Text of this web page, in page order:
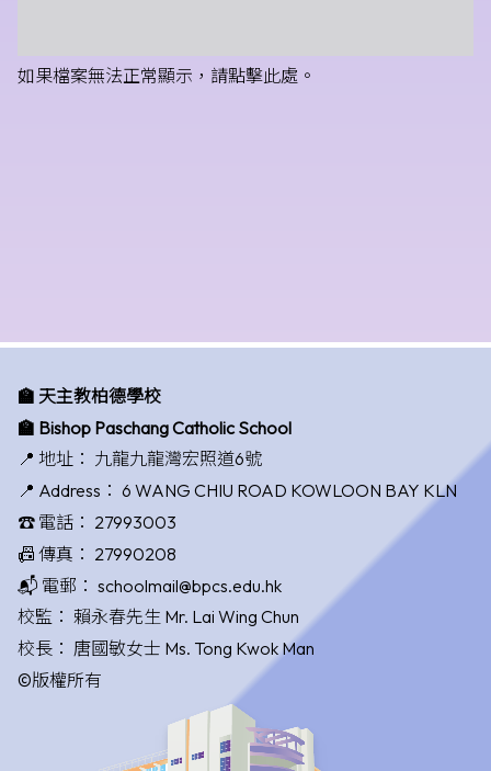
如果檔案無法正常顯示，請點擊此處。
🏫 天主教柏德學校
🏫 Bishop Paschang Catholic School
📍 地址： 九龍九龍灣宏照道6號
📍 Address： 6 WANG CHIU ROAD KOWLOON BAY KLN
☎️ 電話： 27993003
📠 傳真： 27990208
📬 電郵： schoolmail@bpcs.edu.hk
校監： 賴永春先生 Mr. Lai Wing Chun
校長： 唐國敏女士 Ms. Tong Kwok Man
©版權所有